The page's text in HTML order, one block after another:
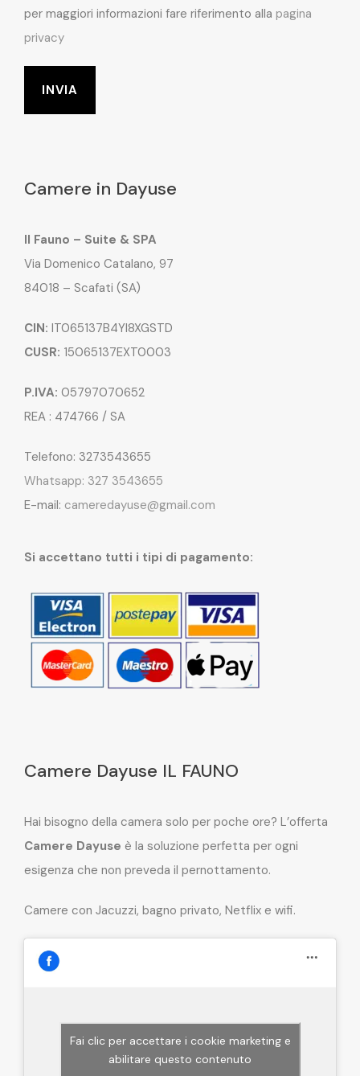
per maggiori informazioni fare riferimento alla pagina
privacy
Camere in Dayuse
Il Fauno – Suite & SPA
Via Domenico Catalano, 97
84018 – Scafati (SA)
CIN: IT065137B4YI8XGSTD
CUSR: 15065137EXT0003
P.IVA: 05797070652
REA : 474766 / SA
Telefono: 3273543655
Whatsapp: 327 3543655
E-mail: cameredayuse@gmail.com
Si accettano tutti i tipi di pagamento:
Camere Dayuse IL FAUNO
Hai bisogno della camera solo per poche ore? L’offerta
Camere Dayuse è la soluzione perfetta per ogni
esigenza che non preveda il pernottamento.
Camere con Jacuzzi, bagno privato, Netflix e wifi.
Fai clic per accettare i cookie marketing e
abilitare questo contenuto